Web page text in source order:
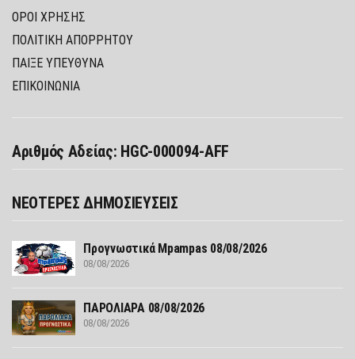
ΌΡΟΙ ΧΡΉΣΗΣ
ΠΟΛΙΤΙΚΉ ΑΠΟΡΡΉΤΟΥ
ΠΑΊΞΕ ΥΠΕΎΘΥΝΑ
ΕΠΙΚΟΙΝΩΝΙΑ
Αριθμός Αδείας: HGC-000094-AFF
ΝΕΟΤΕΡΕΣ ΔΗΜΟΣΙΕΥΣΕΙΣ
Προγνωστικά Mpampas 08/08/2026
08/08/2026
ΠΑΡΟΛΙΑΡΑ 08/08/2026
08/08/2026